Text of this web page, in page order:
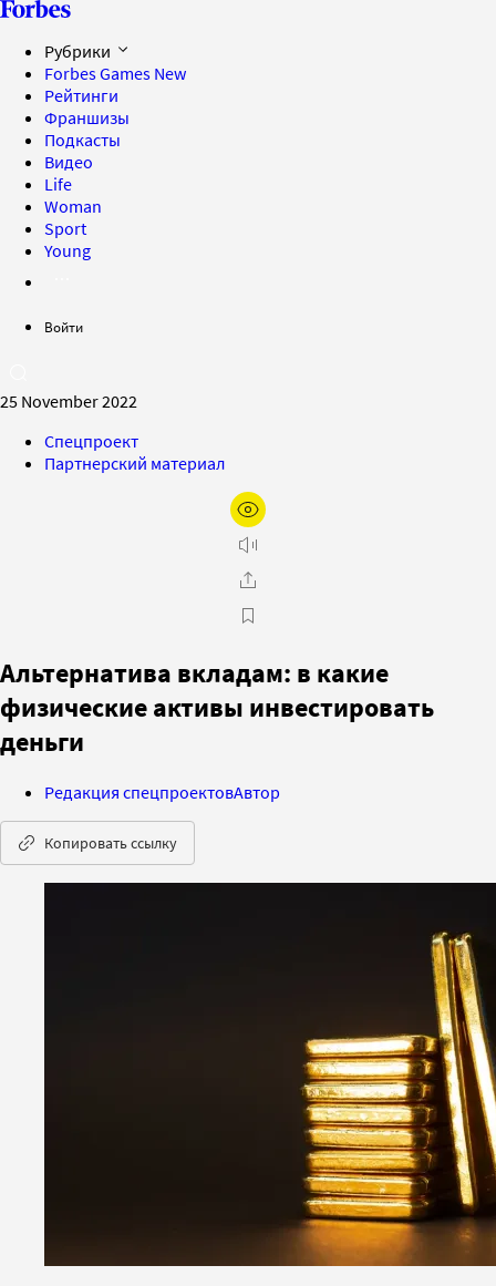
Рубрики
Forbes Games New
Рейтинги
Франшизы
Подкасты
Видео
Life
Woman
Sport
Young
Войти
25 November 2022
Спецпроект
Партнерский материал
Альтернатива вкладам: в какие
физические активы инвестировать
деньги
Редакция спецпроектовАвтор
Копировать ссылку